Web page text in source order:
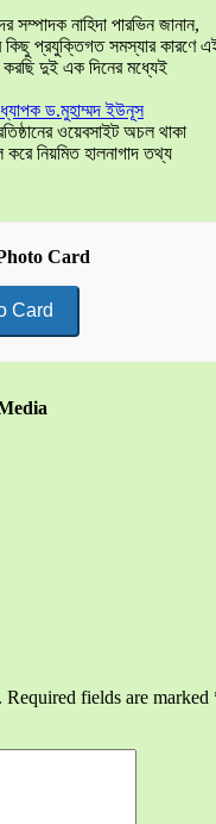
সম্পাদক নাহিদা পারভিন জানান,
কিছু প্রযুক্তিগত সমস্যার কারণে
দুই এক দিনের মধ্যেই
ড.মুহাম্মদ ইউনূস
ওয়েবসাইট অচল থাকা
নিয়মিত হালনাগাদ তথ্য
Card
Card
Required fields are marked